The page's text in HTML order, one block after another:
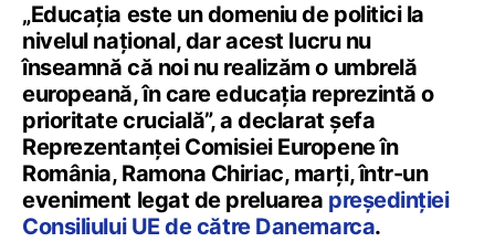
„Educația este un domeniu de politici la
nivelul național, dar acest lucru nu
înseamnă că noi nu realizăm o umbrelă
europeană, în care educația reprezintă o
prioritate crucială”, a declarat șefa
Reprezentanței Comisiei Europene în
România, Ramona Chiriac, marți, într-un
eveniment legat de preluarea președinției
Consiliului UE de către Danemarca.